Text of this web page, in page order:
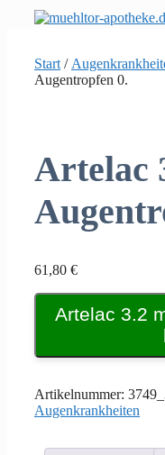
Start /
Augentropfen 0.
Artelac
61,80 €
Artelac 3.2
Artikelnummer:
Augenkrankheiten